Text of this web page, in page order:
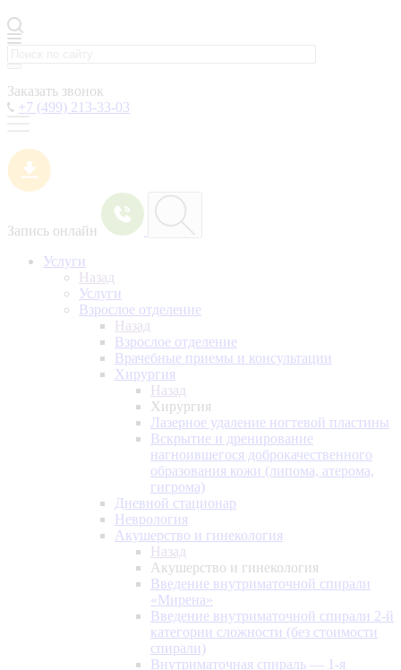
Заказать звонок
+7 (499) 213-33-03
Запись онлайн
Услуги
Назад
Услуги
Взрослое отделение
Назад
Взрослое отделение
Врачебные приемы и консультации
Хирургия
Назад
Хирургия
Лазерное удаление ногтевой пластины
Вскрытие и дренирование
нагноившегося доброкачественного
образования кожи (липома, атерома,
гигрома)
Дневной стационар
Неврология
Акушерство и гинекология
Назад
Акушерство и гинекология
Введение внутриматочной спирали
«Мирена»
Введение внутриматочной спирали 2-й
категории сложности (без стоимости
спирали)
Внутриматочная спираль — 1-я